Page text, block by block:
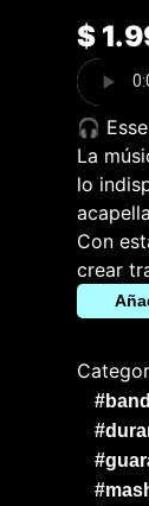
$
🎧
La
lo
Con
crear